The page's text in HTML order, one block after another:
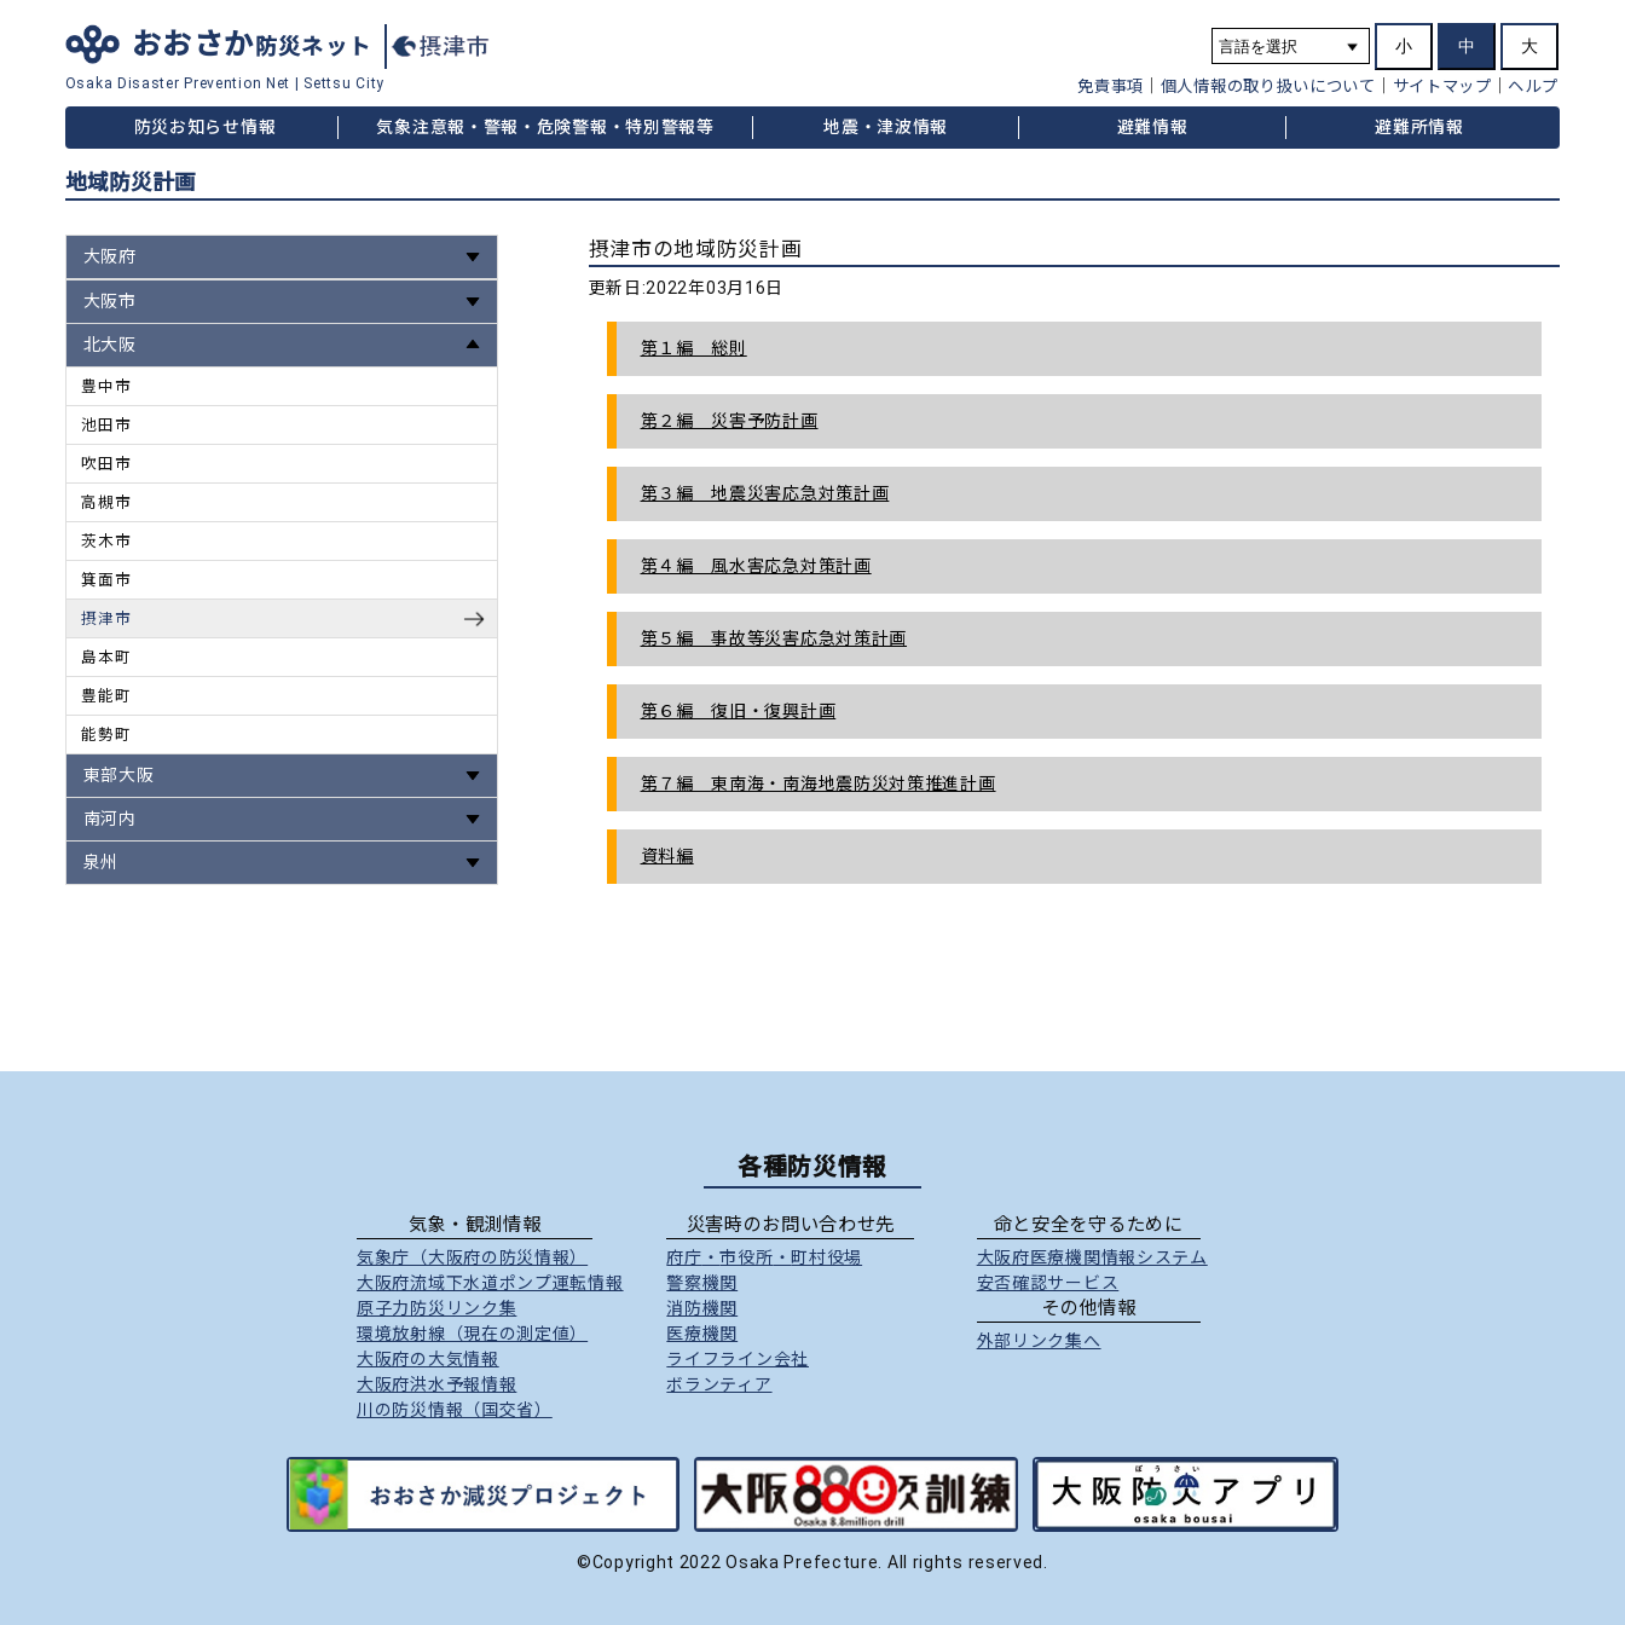
おおさか防災ネット
Osaka Disaster Prevention Net Settsu City
小 中 大
免責事項 個人情報の取り扱いについて サイトマップ ヘルプ
防災お知らせ情報 気象注意報・警報・危険警報・特別警報等 地震・津波情報 避難情報 避難所情報
地域防災計画
大阪府
大阪市
北大阪
豊中市
池田市
吹田市
高槻市
茨木市
箕面市
摂津市
島本町
豊能町
能勢町
東部大阪
南河内
泉州
摂津市の地域防災計画
更新日:2022年03月16日
第１編 総則
第２編 災害予防計画
第３編 地震災害応急対策計画
第４編 風水害応急対策計画
第５編 事故等災害応急対策計画
第６編 復旧・復興計画
第７編 東南海・南海地震防災対策推進計画
資料編
各種防災情報
気象・観測情報
気象庁（大阪府の防災情報）
大阪府流域下水道ポンプ運転情報
原子力防災リンク集
環境放射線（現在の測定値）
大阪府の大気情報
大阪府洪水予報情報
川の防災情報（国交省）
災害時のお問い合わせ先
府庁 ・市役所 ・町村役場
警察機関
消防機関
医療機関
ライフライン会社
ボランティア
命と安全を守るために
大阪府医療機関情報システム
安否確認サービス
その他情報
外部リンク集へ
©Copyright 2022 Osaka Prefecture. All rights reserved.